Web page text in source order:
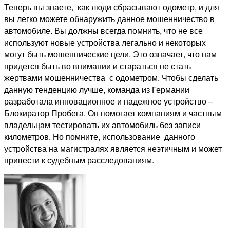
Теперь вы знаете, как люди сбрасывают одометр, и для
вы легко можете обнаружить данное мошенничество в
автомобиле. Вы должны всегда помнить, что не все
используют новые устройства легально и некоторых
могут быть мошеннические цели. Это означает, что нам
придется быть во внимании и стараться не стать
жертвами мошенничества с одометром. Чтобы сделать
данную тенденцию лучше, команда из Германии
разработала инновационное и надежное устройство –
Блокиратор Пробега. Он помогает компаниям и частным
владельцам тестировать их автомобиль без записи
километров. Но помните, использование данного
устройства на магистралях является неэтичным и может
привести к судебным расследованиям.